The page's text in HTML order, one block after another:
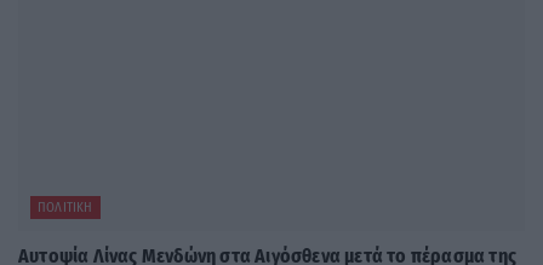
ΠΟΛΙΤΙΚΉ
Αυτοψία Λίνας Μενδώνη στα Αιγόσθενα μετά το πέρασμα της